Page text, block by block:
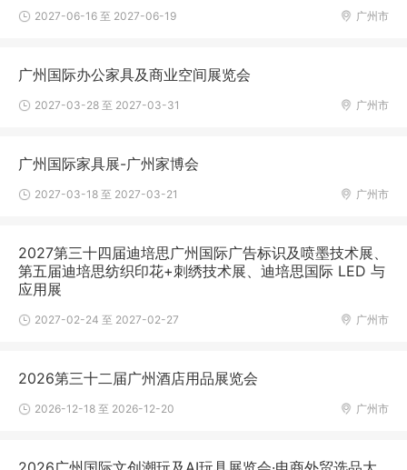
广州市
2027-06-16 至 2027-06-19
广州国际办公家具及商业空间展览会
广州市
2027-03-28 至 2027-03-31
广州国际家具展-广州家博会
广州市
2027-03-18 至 2027-03-21
2027第三十四届迪培思广州国际广告标识及喷墨技术展、
第五届迪培思纺织印花+刺绣技术展、迪培思国际 LED 与
应用展
广州市
2027-02-24 至 2027-02-27
2026第三十二届广州酒店用品展览会
广州市
2026-12-18 至 2026-12-20